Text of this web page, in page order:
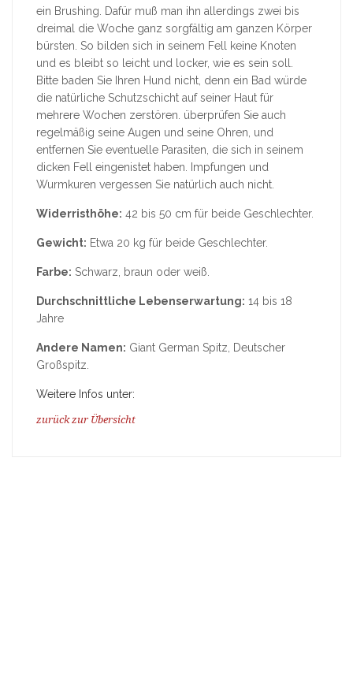
ein Brushing. Dafür muß man ihn allerdings zwei bis
dreimal die Woche ganz sorgfältig am ganzen Körper
bürsten. So bilden sich in seinem Fell keine Knoten
und es bleibt so leicht und locker, wie es sein soll.
Bitte baden Sie Ihren Hund nicht, denn ein Bad würde
die natürliche Schutzschicht auf seiner Haut für
mehrere Wochen zerstören. überprüfen Sie auch
regelmäßig seine Augen und seine Ohren, und
entfernen Sie eventuelle Parasiten, die sich in seinem
dicken Fell eingenistet haben. Impfungen und
Wurmkuren vergessen Sie natürlich auch nicht.
Widerristhöhe: 42 bis 50 cm für beide Geschlechter.
Gewicht: Etwa 20 kg für beide Geschlechter.
Farbe: Schwarz, braun oder weiß.
Durchschnittliche Lebenserwartung: 14 bis 18
Jahre
Andere Namen: Giant German Spitz, Deutscher
Großspitz.
Weitere Infos unter:
zurück zur Übersicht